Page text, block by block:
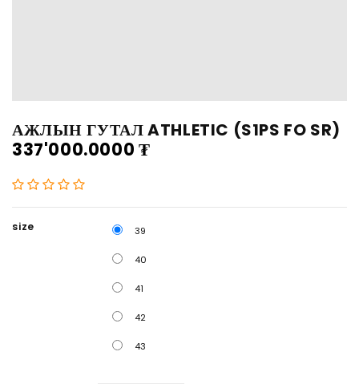
АЖЛЫН ГУТАЛ ATHLETIC (S1PS FO SR)
337'000.0000 ₮
size 39
40
41
42
43